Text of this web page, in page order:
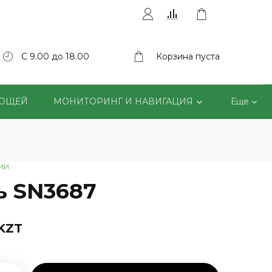
С 9.00 до 18.00 Корзина пуста
МОНИТОРИНГ И НАВИГАЦИЯ Еще
SN3687